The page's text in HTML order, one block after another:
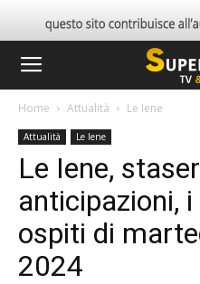
Home Attualità Le Iene
Attualità Le Iene
Le Iene,
anticipazioni,
ospiti di
2024